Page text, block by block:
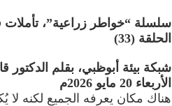
سلسلة “خواطر زراعية”، تأملات
الحلقة (33)
شبكة بيئة أبوظبي، بقلم الدكتور
الأربعاء 20 مايو 2026م
هناك مكان يعرفه الجميع لكنه